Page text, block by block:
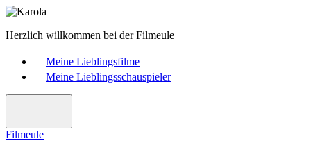
Herzlich willkommen bei der Filmeule
Meine Lieblingsfilme
Meine Lieblingsschauspieler
Filmeule